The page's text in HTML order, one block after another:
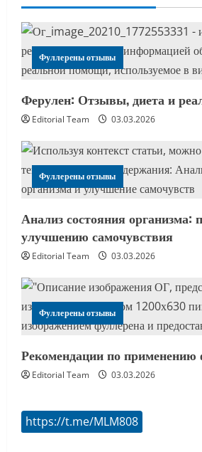
Фуллерены отзывы
Ферулен: Отзывы, диета и
Editorial Team 03.03.2026
Фуллерены отзывы
Анализ состояния
улучшению самочувствия
Editorial Team 03.03.2026
Фуллерены отзывы
Рекомендации по применению
Editorial Team 03.03.2026
https://t.me/MLM808